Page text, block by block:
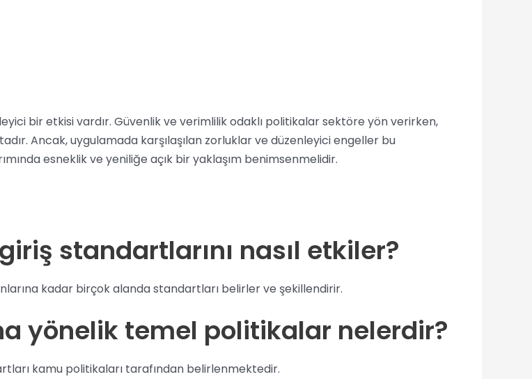
bir etkisi vardır. Güvenlik ve verimlilik odaklı politikalar sektöre yön verirken,
Ancak, uygulamada karşılaşılan zorluklar ve düzenleyici engeller bu
esneklik ve yeniliğe açık bir yaklaşım benimsenmelidir.
standartlarını nasıl etkiler?
kadar birçok alanda standartları belirler ve şekillendirir.
yönelik temel politikalar nelerdir?
kamu politikaları tarafından belirlenmektedir.